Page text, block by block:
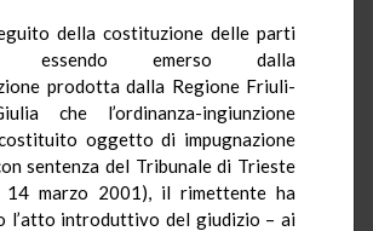
della costituzione delle parti
essendo emerso dalla
prodotta dalla Regione Friuli-
che l’ordinanza-ingiunzione
oggetto di impugnazione
sentenza del Tribunale di Trieste
marzo 2001), il rimettente ha
l’atto introduttivo del giudizio – ai